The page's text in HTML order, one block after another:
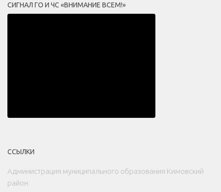
СИГНАЛ ГО И ЧС «ВНИМАНИЕ ВСЕМ!»
ССЫЛКИ
Администрация муниципального образования Кимовский
район